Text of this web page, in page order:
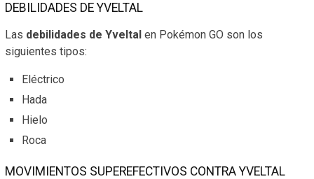
DEBILIDADES DE YVELTAL
Las debilidades de Yveltal en Pokémon GO son los
siguientes tipos:
Eléctrico
Hada
Hielo
Roca
MOVIMIENTOS SUPEREFECTIVOS CONTRA YVELTAL